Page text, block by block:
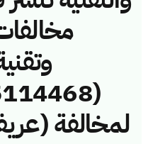
لمخالفة